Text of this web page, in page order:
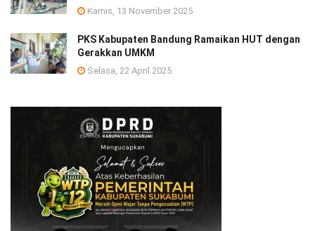
Kamis, 13 November 2025
PKS Kabupaten Bandung Ramaikan HUT dengan
Gerakkan UMKM
Selasa, 22 April 2025